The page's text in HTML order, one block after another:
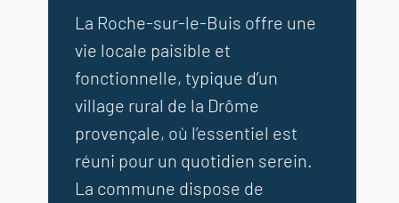
La Roche-sur-le-Buis offre une
vie locale paisible et
fonctionnelle, typique d’un
village rural de la Drôme
provençale, où l’essentiel est
réuni pour un quotidien serein.
La commune dispose de